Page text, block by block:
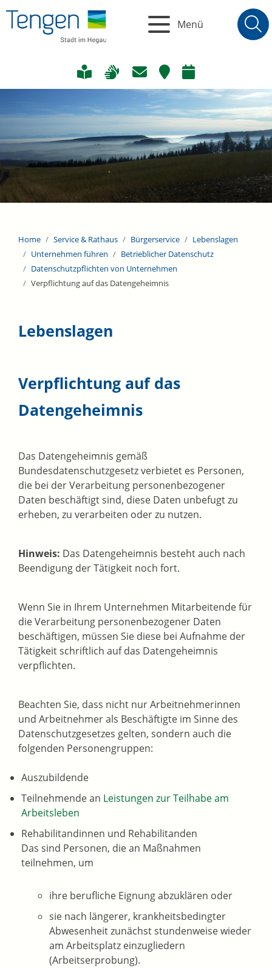
Menü
Home Service & Rathaus Bürgerservice
Lebenslagen
Unternehmen führen
Betrieblicher Datenschutz
Datenschutzpflichten von Unternehmen
Verpflichtung auf das Datengeheimnis
Lebenslagen
Verpflichtung auf das
Datengeheimnis
Das Datengeheimnis gemäß
Bundesdatenschutzgesetz verbietet es Personen,
die bei der Verarbeitung personenbezogener
Daten beschäftigt sind, diese Daten unbefugt zu
erheben, zu verarbeiten oder zu nutzen.
Hinweis: Das Datengeheimnis besteht auch nach
Beendigung der Tätigkeit noch fort.
Wenn Sie in Ihrem Unternehmen Mitarbeitende für
die Verarbeitung personenbezogener Daten
beschäftigen, müssen Sie diese bei Aufnahme der
Tätigkeit schriftlich auf das Datengeheimnis
verpflichten.
Beachten Sie, dass nicht nur Arbeitnehmerinnen
und Arbeitnehmer als Beschäftigte im Sinne des
Datenschutzgesetzes gelten, sondern auch die
folgenden Personengruppen:
Auszubildende
Teilnehmende an Leistungen zur Teilhabe am
Arbeitsleben
Rehabilitandinnen und Rehabilitanden
Das sind Personen, die an Maßnahmen
teilnehmen, um
ihre berufliche Eignung abzuklären oder
sie nach längerer, krankheitsbedingter
Abwesenheit zunächst stundenweise wieder
am Arbeitsplatz einzugliedern
(Arbeitserprobung).